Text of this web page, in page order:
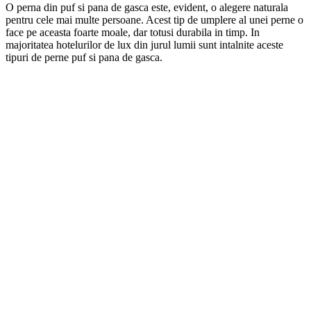
O perna din puf si pana de gasca este, evident, o alegere naturala
pentru cele mai multe persoane. Acest tip de umplere al unei perne o
face pe aceasta foarte moale, dar totusi durabila in timp. In
majoritatea hotelurilor de lux din jurul lumii sunt intalnite aceste
tipuri de perne puf si pana de gasca.